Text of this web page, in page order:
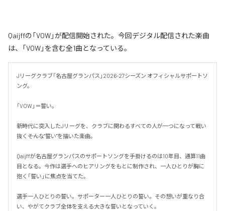
Qaijffの「VOW」が配信開始された。今回デジタル配信された楽曲
は、「VOW」を含む全1曲となっている。
Jリーグクラブ「名古屋グランパス」2026-27シーズン オフィシャルサポートソ
ング。
「VOW」＝誓い。
新時代に突入したJリーグを、クラブに関わるすべての人が一つになって戦い
抜く――そんな"誓い"を描いた楽曲。
Qaijffが名古屋グランパスのサポートソングを手掛けるのは10年目、通算11曲
目となる。今作は選手へのヒアリングをもとに制作され、一人ひとりが胸に
抱く「誓い」に焦点を当てた。
選手一人ひとりの誓い。サポーター一人ひとりの誓い。その想いが重なり合
い、やがてクラブ全体を支える大きな誓いとなっていく。